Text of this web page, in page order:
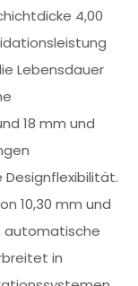
4,00
Lebensdauer
18 mm und
10,30 mm und
automatische
in